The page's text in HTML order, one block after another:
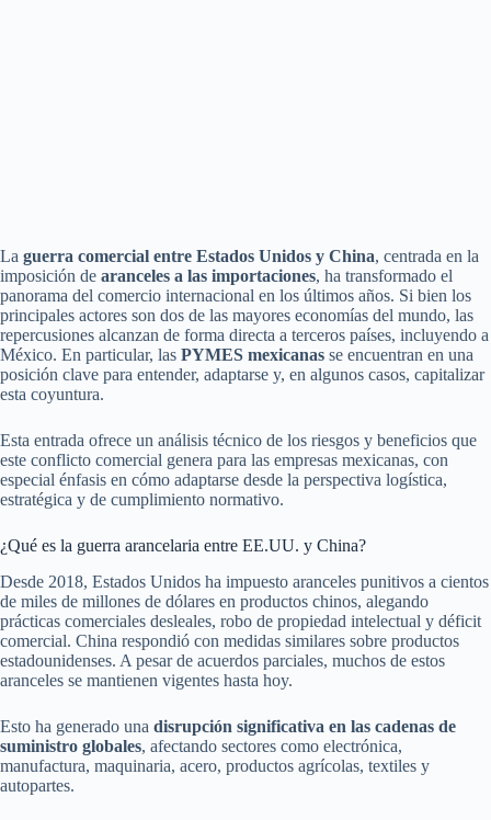
La guerra comercial entre Estados Unidos y China, centrada en la
imposición de aranceles a las importaciones, ha transformado el
panorama del comercio internacional en los últimos años. Si bien los
principales actores son dos de las mayores economías del mundo, las
repercusiones alcanzan de forma directa a terceros países, incluyendo a
México. En particular, las PYMES mexicanas se encuentran en una
posición clave para entender, adaptarse y, en algunos casos, capitalizar
esta coyuntura.
Esta entrada ofrece un análisis técnico de los riesgos y beneficios que
este conflicto comercial genera para las empresas mexicanas, con
especial énfasis en cómo adaptarse desde la perspectiva logística,
estratégica y de cumplimiento normativo.
¿Qué es la guerra arancelaria entre EE.UU. y China?
Desde 2018, Estados Unidos ha impuesto aranceles punitivos a cientos
de miles de millones de dólares en productos chinos, alegando
prácticas comerciales desleales, robo de propiedad intelectual y déficit
comercial. China respondió con medidas similares sobre productos
estadounidenses. A pesar de acuerdos parciales, muchos de estos
aranceles se mantienen vigentes hasta hoy.
Esto ha generado una disrupción significativa en las cadenas de
suministro globales, afectando sectores como electrónica,
manufactura, maquinaria, acero, productos agrícolas, textiles y
autopartes.